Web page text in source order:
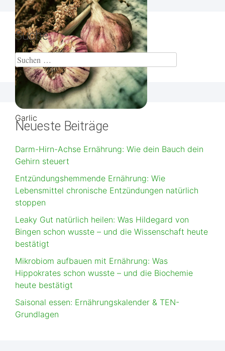
Garlic
Suche
Neueste Beiträge
Darm-Hirn-Achse Ernährung: Wie dein Bauch dein
Gehirn steuert
Entzündungshemmende Ernährung: Wie
Lebensmittel chronische Entzündungen natürlich
stoppen
Leaky Gut natürlich heilen: Was Hildegard von
Bingen schon wusste – und die Wissenschaft heute
bestätigt
Mikrobiom aufbauen mit Ernährung: Was
Hippokrates schon wusste – und die Biochemie
heute bestätigt
Saisonal essen: Ernährungskalender & TEN-
Grundlagen